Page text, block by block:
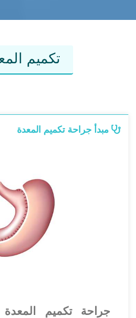
تكميم
مبدأ جراحة تكميم المعدة
جراحة تكميم المعدة